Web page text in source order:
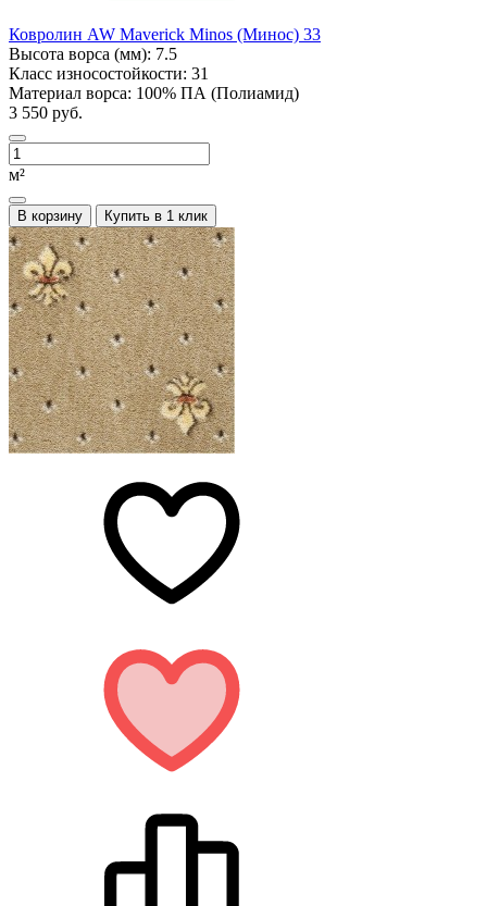
Ковролин AW Maverick Minos (Минос) 33
Высота ворса (мм): 7.5
Класс износостойкости: 31
Материал ворса: 100% ПА (Полиамид)
3 550 руб.
м²
В корзину Купить в 1 клик